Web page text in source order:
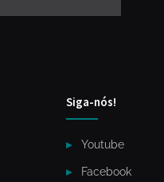
Siga-nós!
Youtube
Facebook